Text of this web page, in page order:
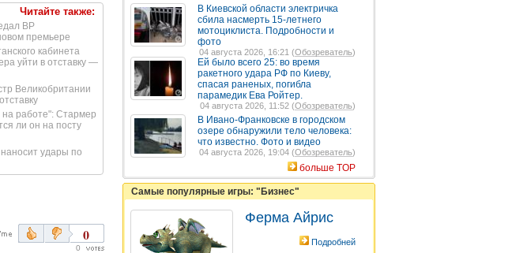
Читайте также:
ВР
премьере
кабинета
уйти в отставку —
Великобритании
работе": Стармер
ли он на посту
удары по
0
0
В Киевской области электричка
сбила насмерть 15-летнего
мотоциклиста. Подробности и
фото
04 августа 2026, 16:21 (Обозреватель)
Ей было всего 25: во время
ракетного удара РФ по Киеву,
спасая раненых, погибла
парамедик Ева Ройтер.
04 августа 2026, 11:52 (Обозреватель)
В Ивано-Франковске в городском
озере обнаружили тело человека:
что известно. Фото и видео
04 августа 2026, 19:04 (Обозреватель)
больше TOP
Самые популярные игры: "Бизнес"
Ферма Айрис
Подробней